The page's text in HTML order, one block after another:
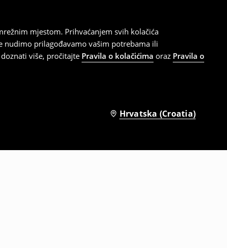
mjestom. Prihvaćanjem svih kolačića
nudimo prilagođavamo vašim potrebama ili
više, pročitajte Pravila o kolačićima oraz Pravila o
Hrvatska (Croatia)